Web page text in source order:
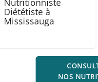
North York
NOS